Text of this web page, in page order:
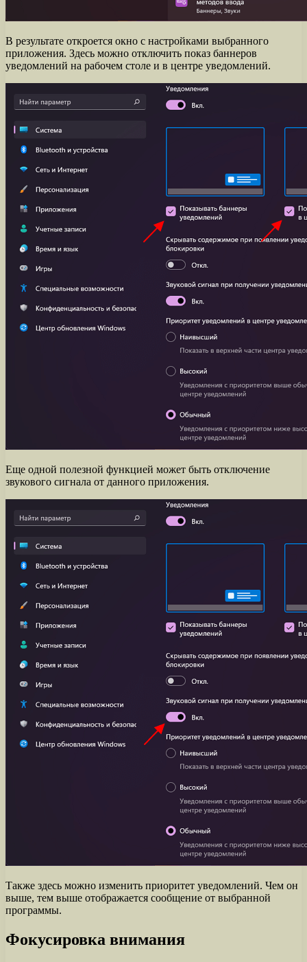
В результате откроется окно с настройками выбранного
приложения. Здесь можно отключить показ баннеров
уведомлений на рабочем столе и в центре уведомлений.
Еще одной полезной функцией может быть отключение
звукового сигнала от данного приложения.
Также здесь можно изменить приоритет уведомлений. Чем он
выше, тем выше отображается сообщение от выбранной
программы.
Фокусировка внимания